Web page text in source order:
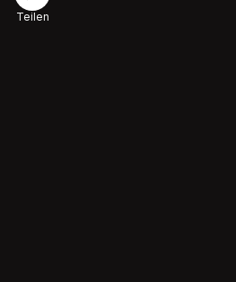
Teilen